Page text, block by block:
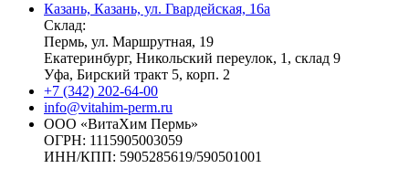
Казань, Казань, ул. Гвардейская, 16а
Склад:
Пермь, ул. Маршрутная, 19
Екатеринбург, Никольский переулок, 1, склад 9
Уфа, Бирский тракт 5, корп. 2
+7 (342) 202-64-00
info@vitahim-perm.ru
ООО «ВитаХим Пермь»
ОГРН: 1115905003059
ИНН/КПП: 5905285619/590501001